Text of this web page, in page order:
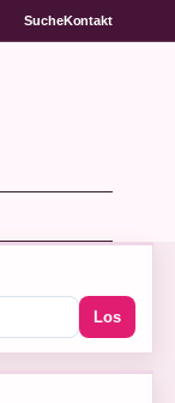
SucheKontakt
Los